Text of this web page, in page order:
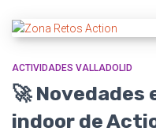
ACTIVIDADES VALLADOLID
🚀 Novedades
indoor de